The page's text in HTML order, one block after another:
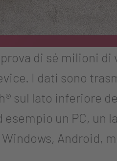
di sé milioni di
I dati sono
sul lato inferiore
un PC, un
Android,